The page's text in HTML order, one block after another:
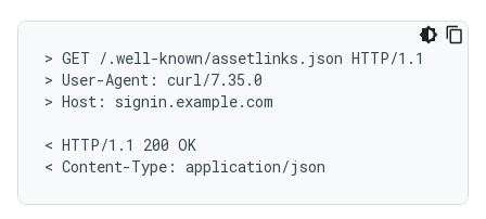
> GET /.well-known/assetlinks.json HTTP/1.1
> User-Agent: curl/7.35.0
> Host: signin.example.com
< HTTP/1.1 200 OK